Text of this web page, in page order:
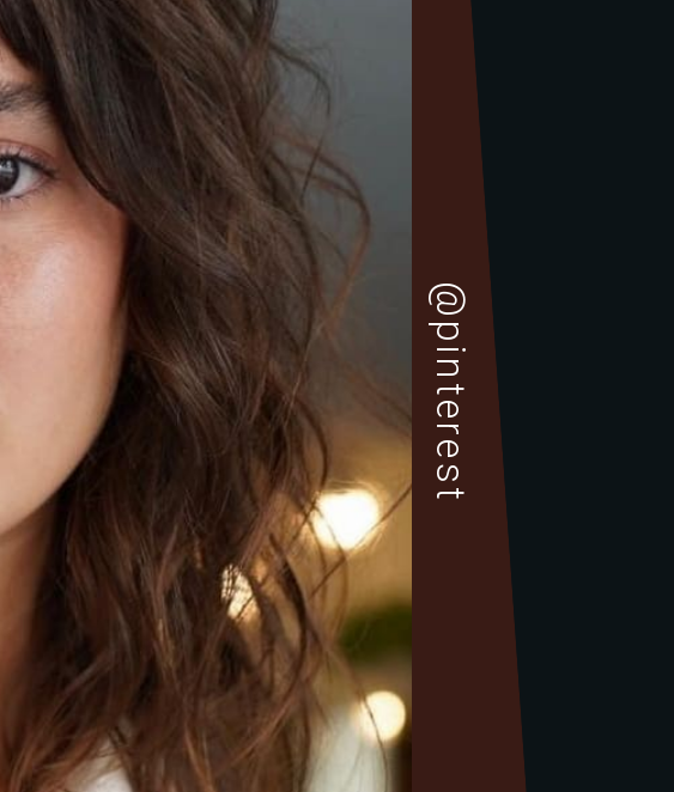
@pinterest